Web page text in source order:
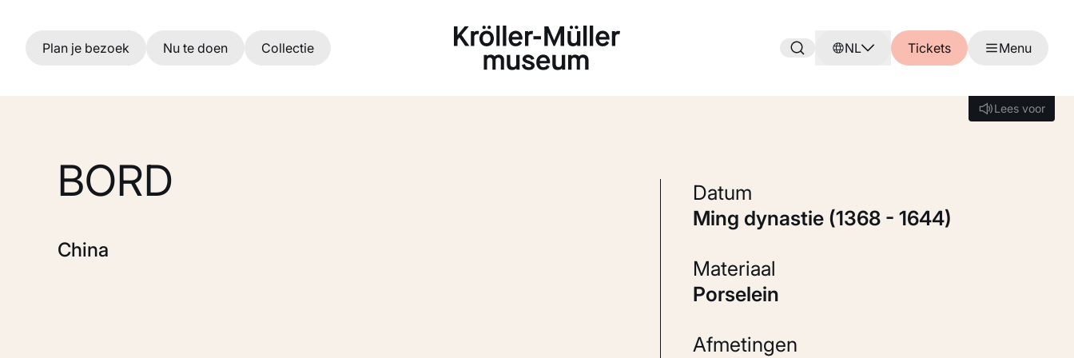
Ga naar hoofdinhoud
Plan je bezoek Nu te doen Collectie NL Tickets Menu
Lees voor
Lees voor
BORD
China
Datum
Ming dynastie (1368 - 1644)
Materiaal
Porselein
Afmetingen